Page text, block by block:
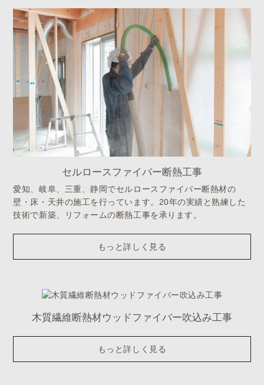
セルロースファイバー断熱工事
愛知、岐阜、三重、静岡でセルロースファイバー断熱材の
壁・床・天井の施工を行っています。20年の実績と熟練した
技術で新築、リフォームの断熱工事を承ります。
もっと詳しく見る
木質繊維断熱材ウッドファイバー吹込み工事
もっと詳しく見る